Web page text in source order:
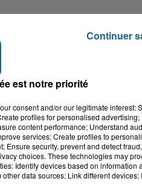
est notre priorité
consent and/or our legitimate interest:
profiles for personalised advertising;
content performance; Understand
services; Create profiles to
security, prevent and detect
choices. These technologies may
Identify devices based on information
data sources; Link different devices;
Continuer